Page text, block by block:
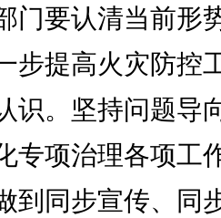
门要认清当前形
步提高火灾防控
识。坚持问题导
专项治理各项工
到同步宣传、同